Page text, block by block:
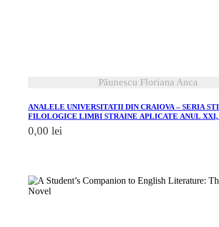
Păunescu Floriana Anca
ANALELE UNIVERSITATII DIN CRAIOVA – SERIA
FILOLOGICE LIMBI STRAINE APLICATE ANUL XXI,
0,00 lei